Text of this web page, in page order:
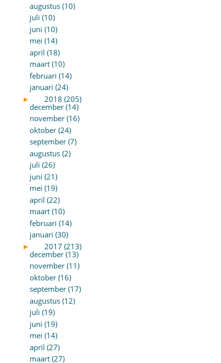
augustus (10)
juli (10)
juni (10)
mei (14)
april (18)
maart (10)
februari (14)
januari (24)
►
2018 (205)
december (14)
november (16)
oktober (24)
september (7)
augustus (2)
juli (26)
juni (21)
mei (19)
april (22)
maart (10)
februari (14)
januari (30)
►
2017 (213)
december (13)
november (11)
oktober (16)
september (17)
augustus (12)
juli (19)
juni (19)
mei (14)
april (27)
maart (27)